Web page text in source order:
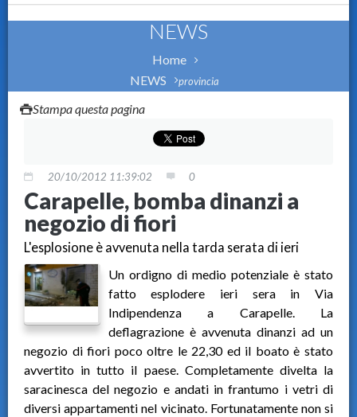
NEWS
Home
NEWS
provincia
Stampa questa pagina
20/10/2012 11:39:02 0
Carapelle, bomba dinanzi a
negozio di fiori
L'esplosione è avvenuta nella tarda serata di ieri
Un ordigno di medio potenziale è stato
fatto esplodere ieri sera in Via
Indipendenza a Carapelle. La
deflagrazione è avvenuta dinanzi ad un
negozio di fiori poco oltre le 22,30 ed il boato è stato
avvertito in tutto il paese. Completamente divelta la
saracinesca del negozio e andati in frantumo i vetri di
diversi appartamenti nel vicinato. Fortunatamente non si